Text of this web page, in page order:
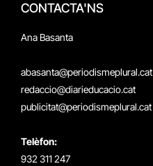
CONTACTA'NS
Ana Basanta
abasanta@periodismeplural.cat
redaccio@diarieducacio.cat
publicitat@periodismeplural.cat
Telèfon:
932 311 247